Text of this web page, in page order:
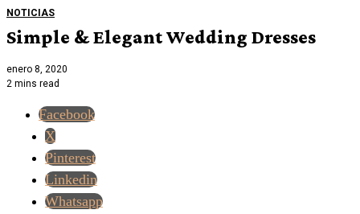
NOTICIAS
Simple & Elegant Wedding Dresses
enero 8, 2020
2 mins read
Facebook
X
Pinterest
Linkedin
Whatsapp